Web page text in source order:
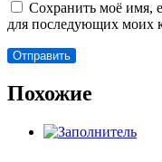
Сохранить моё имя,
для последующих моих
Похожие